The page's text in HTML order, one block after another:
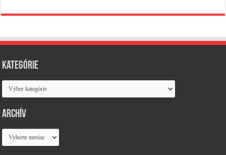
Kategórie
Kategórie
Archív
Archív